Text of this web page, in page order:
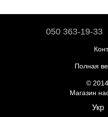
050 363-19-33
Полная
©
Магазин
Укр